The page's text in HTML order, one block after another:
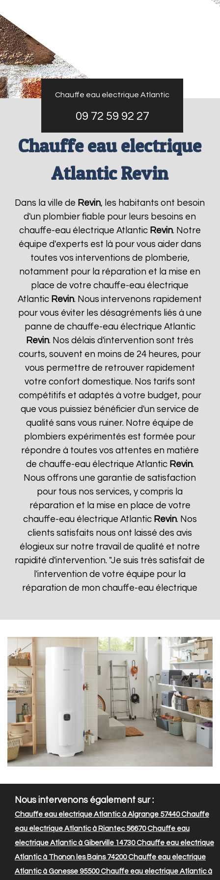
Chauffe eau electrique Atlantic
09 72 59 92 27
Chauffe eau electrique
Atlantic Revin
Dans la ville de Revin, les habitants ont besoin
d'un plombier fiable pour leurs besoins en
chauffe-eau électrique Atlantic Revin. Notre
équipe d'experts est là pour vous aider dans
toutes vos interventions de plomberie,
notamment pour la réparation et la mise en
place de votre chauffe-eau électrique
Atlantic Revin. Nous intervenons rapidement
pour vous éviter les désagréments liés à une
panne de chauffe-eau électrique Atlantic
Revin. Nos délais d'intervention sont très
courts, souvent en moins de 24 heures, pour
vous permettre de retrouver rapidement
votre confort domestique. Nos tarifs sont
compétitifs et adaptés à votre budget, pour
que vous puissiez bénéficier d'un service de
qualité sans vous ruiner. Notre équipe de
plombiers expérimentés est formée pour
répondre à toutes vos attentes en matière
de chauffe-eau électrique Atlantic Revin.
Nous offrons une garantie de satisfaction
pour tous nos services, y compris la
réparation et la mise en place de votre
chauffe-eau électrique Atlantic Revin. Nos
clients satisfaits nous ont laissé des avis
élogieux sur notre travail de qualité et notre
rapidité d'intervention. "Je suis très satisfait de
l'intervention de votre équipe pour la
réparation de mon chauffe-eau électrique
Nous intervenons également sur :
Chauffe eau electrique Atlantic à Algrange 57440Chauffe
eau electrique Atlantic à Riantec 56670Chauffe eau
electrique Atlantic à Giberville 14730Chauffe eau electrique
Atlantic à Thonon les Bains 74200Chauffe eau electrique
Atlantic à Gonesse 95500Chauffe eau electrique Atlantic à